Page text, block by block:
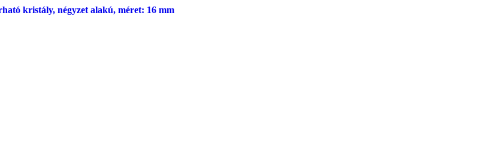
kristály, négyzet alakú, méret: 16 mm